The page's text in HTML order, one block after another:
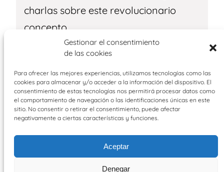
Gestionar el consentimiento
de las cookies
Para ofrecer las mejores experiencias, utilizamos tecnologías como las
cookies para almacenar y/o acceder a la información del dispositivo. El
consentimiento de estas tecnologías nos permitirá procesar datos como
el comportamiento de navegación o las identificaciones únicas en este
sitio. No consentir o retirar el consentimiento, puede afectar
negativamente a ciertas características y funciones.
Aceptar
Denegar
charlas sobre este revolucionario
concepto.
Recibir más información
Twitter